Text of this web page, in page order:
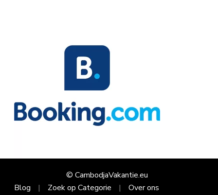
© CambodjaVakantie.eu
Blog
Zoek op Categorie
Over ons